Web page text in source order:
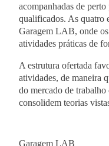
acompanhadas de
qualificados. As quatro
Garagem LAB, onde
atividades práticas de
A estrutura ofertada
atividades, de maneira
do mercado de trabalho
consolidem teorias
Garagem LAB